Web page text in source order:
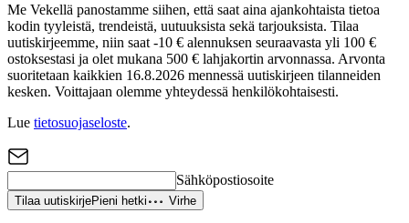
Me Vekellä panostamme siihen, että saat aina ajankohtaista tietoa
kodin tyyleistä, trendeistä, uutuuksista sekä tarjouksista. Tilaa
uutiskirjeemme, niin saat -10 € alennuksen seuraavasta yli 100 €
ostoksestasi ja olet mukana 500 € lahjakortin arvonnassa. Arvonta
suoritetaan kaikkien 16.8.2026 mennessä uutiskirjeen tilanneiden
kesken. Voittajaan olemme yhteydessä henkilökohtaisesti.
Lue tietosuojaseloste.
Sähköpostiosoite
Tilaa uutiskirjePieni hetki Virhe